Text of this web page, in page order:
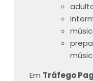
Em Tráfego